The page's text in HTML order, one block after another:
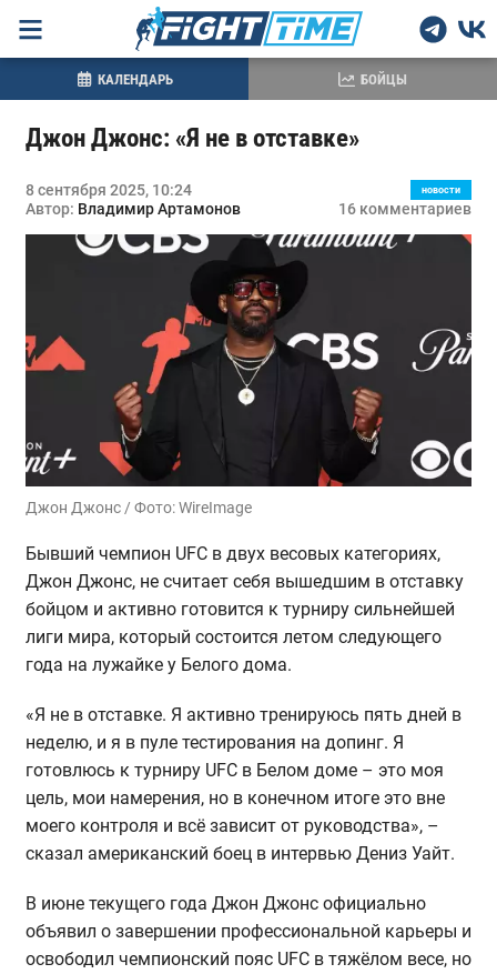
Джон Джонс: «Я не в отставке»
8 сентября 2025, 10:24
Автор: Владимир Артамонов 16 комментариев
новости
Джон Джонс / Фото: WireImage
Бывший чемпион UFC в двух весовых категориях,
Джон Джонс, не считает себя вышедшим в отставку
бойцом и активно готовится к турниру сильнейшей
лиги мира, который состоится летом следующего
года на лужайке у Белого дома.
«Я не в отставке. Я активно тренируюсь пять дней в
неделю, и я в пуле тестирования на допинг. Я
готовлюсь к турниру UFC в Белом доме – это моя
цель, мои намерения, но в конечном итоге это вне
моего контроля и всё зависит от руководства», –
сказал американский боец в интервью Дениз Уайт.
В июне текущего года Джон Джонс официально
объявил о завершении профессиональной карьеры и
освободил чемпионский пояс UFC в тяжёлом весе, но
КАЛЕНДАРЬ БОЙЦЫ